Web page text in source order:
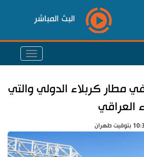
البث المباشر
مطار كربلاء الدولي والتي
العراقي